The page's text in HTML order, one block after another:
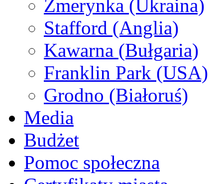
Żmerynka (Ukraina)
Stafford (Anglia)
Kawarna (Bułgaria)
Franklin Park (USA)
Grodno (Białoruś)
Media
Budżet
Pomoc społeczna